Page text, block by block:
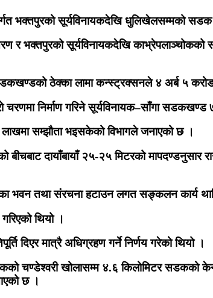
भक्तपुरको सूर्यविनायकदेखि धुलिखेलसम्मको सडक
र भक्तपुरको सूर्यविनायकदेखि
ठेक्का लामा कन्स्ट्रक्सनले ४ अर्ब ५
निर्माण गरिने सूर्यविनायक–साँगा सडकखण्ड
सम्झौता भइसकेको विभागले जनाएको छ ।
दायाँबायाँ २५-२५ मिटरको मापदण्डनुसार
भवन तथा संरचना हटाउन लगत सङ्कलन कार्य
थियो ।
दिएर मात्रै अधिग्रहण गर्ने निर्णय गरेको थियो ।
चण्डेश्वरी खोलासम्म ४.६ किलोमिटर सडकको
छ ।